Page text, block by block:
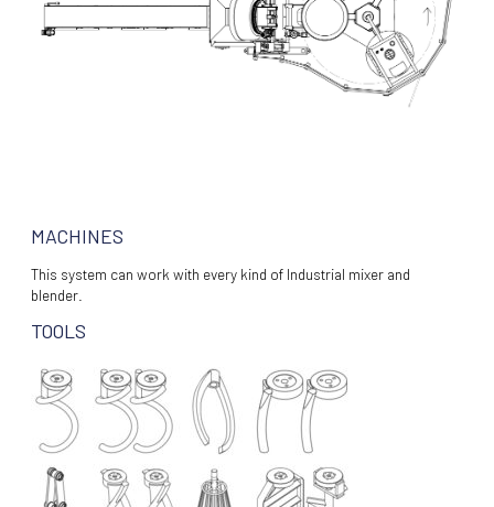
MACHINES
This system can work with every kind of Industrial mixer and
blender.
TOOLS